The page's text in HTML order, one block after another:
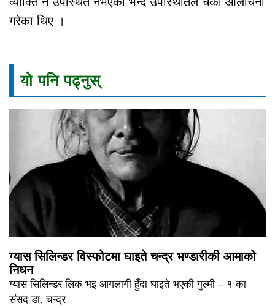
गरेका थिए ।
यो पनि पढ्नुस्
ग्यास सिलिन्डर विस्फोटमा घाइते चन्द्र भण्डारीकी आमाको
निधन
ग्यास सिलिन्डर लिक भइ आगलागी हुँदा घाइते भएकी गुल्मी – १ का
संसद डा. चन्द्र